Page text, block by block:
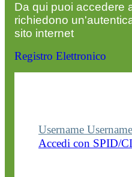
Da qui puoi accedere
richiedono
sito internet
Registro Elettronico
Username
Accedi con SPID/